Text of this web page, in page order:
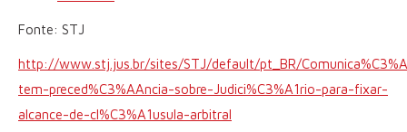
Fonte: STJ
http://www.stj.jus.br/sites/STJ/default/pt_BR/
tem-preced%C3%AAncia-sobre-Judici%C3%A1rio-para-fixar-
alcance-de-cl%C3%A1usula-arbitral